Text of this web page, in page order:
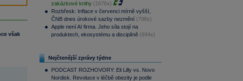
však
zakázkové knihy (1676x)
Rozbřesk: Inflace v červenci mírně vyšší,
ČNB dnes úrokové sazby nezmění (798x)
Apple není AI firma. Jeho síla stojí na
produktech, ekosystému a disciplíně (694x)
Nejčtenější zprávy týdne
PODCAST ROZHOVORY: Eli Lilly vs. Novo
Nordisk. Revoluce v léčbě obezity je podle